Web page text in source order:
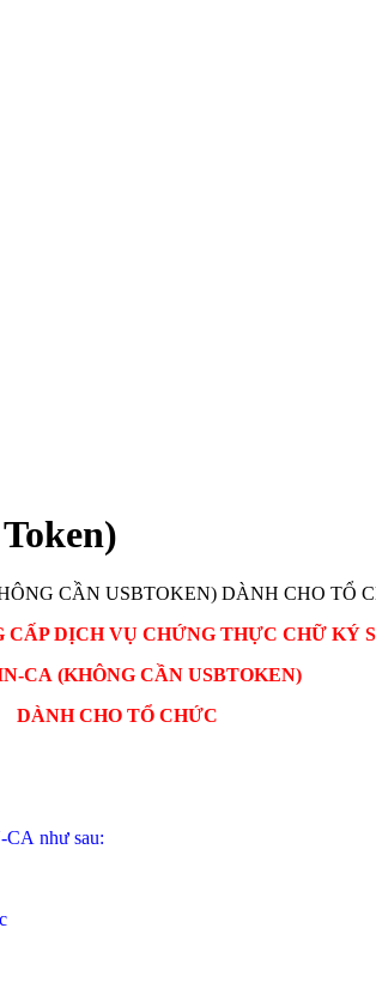
HSM.VIN-CA (KHÔNG CẦN
CẤP DỊCH VỤ CHỨNG THỰC CHỮ KÝ
-CA (KHÔNG CẦN USBTOKEN)
DÀNH CHO TỔ CHỨC
CA như sau: